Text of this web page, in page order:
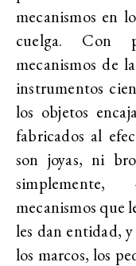
mecanismos en
cuelga. Con
mecanismos de
instrumentos
los objetos
fabricados al
son joyas, ni
mecanismos que
les dan entidad,
los marcos, los